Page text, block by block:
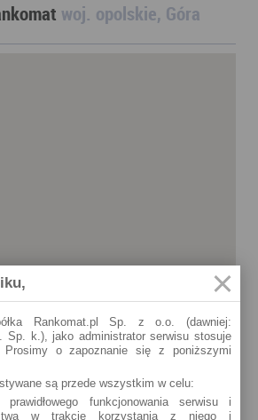
woj. opolskie, Góra
Rankomat.pl Sp. z o.o. (dawniej:
Sp. k.), jako administrator serwisu stosuje
Prosimy o zapoznanie się z poniższymi
są przede wszystkim w celu:
prawidłowego funkcjonowania serwisu i
w trakcie korzystania z niego i